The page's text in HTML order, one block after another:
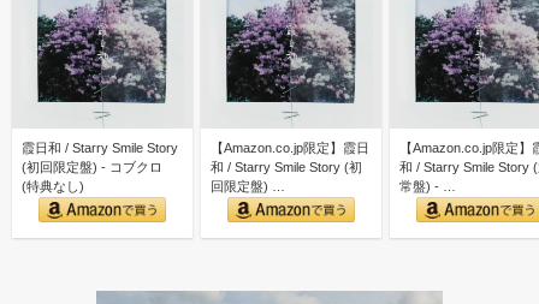
霞日和 / Starry Smile Story
(初回限定盤) - コブクロ
(特典なし)
【Amazon.co.jp限定】霞日
和 / Starry Smile Story (初
回限定盤) …
【Amazon.co.jp限定】
和 / Starry Smile Story
常盤) - …